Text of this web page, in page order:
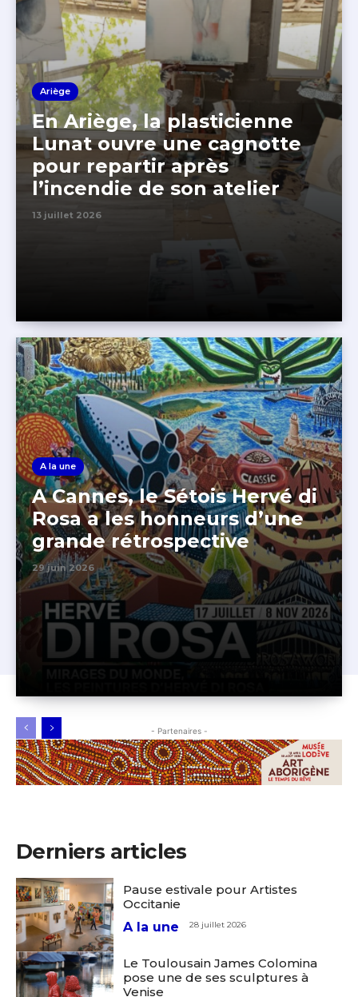
Ariège
En Ariège, la plasticienne
Lunat ouvre une cagnotte
pour repartir après
l’incendie de son atelier
13 juillet 2026
A la une
A Cannes, le Sétois Hervé di
Rosa a les honneurs d’une
grande rétrospective
29 juin 2026
- Partenaires -
Derniers articles
Pause estivale pour Artistes
Occitanie
A la une
28 juillet 2026
Le Toulousain James Colomina
pose une de ses sculptures à
Venise